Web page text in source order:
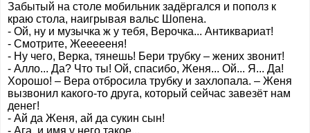
Забытый на столе мобильник задёргался и пополз к
краю стола, наигрывая вальс Шопена.
- Ой, ну и музычка ж у тебя, Верочка... Антиквариат!
- Смотрите, Жеееееня!
- Ну чего, Верка, тянешь! Бери трубку – жених звонит!
- Алло... Да? Что ты! Ой, спасибо, Женя... Ой... Я... Да!
Хорошо! – Вера отбросила трубку и захлопала. – Женя
вызвонил какого-то друга, который сейчас завезёт нам
денег!
- Ай да Женя, ай да сукин сын!
- Ага, и имя у него такое...